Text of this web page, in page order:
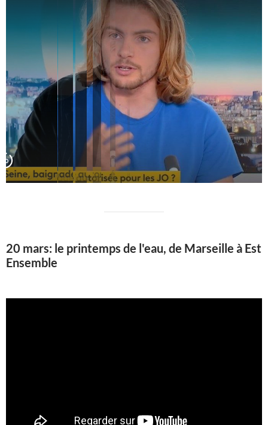
20 mars: le printemps de l'eau, de Marseille à Est
Ensemble